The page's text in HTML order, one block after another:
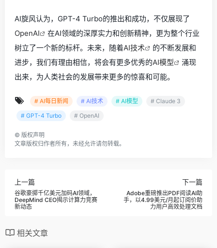
AI旋风认为，GPT-4 Turbo的推出和成功，不仅展现了
OpenAI
在AI领域的深厚实力和创新精神，更为整个行业
树立了一个新的标杆。未来，随着AI技术
的不断发展和
进步，我们有理由相信，将会有更多优秀的AI模型
涌现
出来，为人类社会的发展带来更多的惊喜和可能。
# AI每日新闻 # AI技术 # AI模型
# Claude 3
# GPT-4 Turbo
# OpenAI
© 版权声明
文章版权归作者所有，未经允许请勿转载。
上一篇
谷歌豪掷千亿美元加码AI领域，
DeepMind CEO揭示计算力竞赛
新动态
下一篇
Adobe重磅推出PDF阅读AI助
手，以4.99美元/月起订阅价助
力用户高效处理文档
相关文章